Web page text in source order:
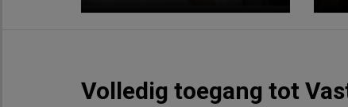
Volledig toegang tot